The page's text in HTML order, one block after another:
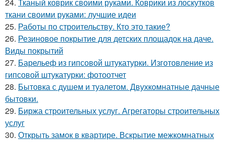
ткани своими руками: лучшие идеи
25. Работы по строительству. Кто это такие?
26. Резиновое покрытие для детских площадок на даче.
Виды покрытий
27. Барельеф из гипсовой штукатурки. Изготовление из
гипсовой штукатурки: фотоотчет
28. Бытовка с душем и туалетом. Двухкомнатные дачные
бытовки.
29. Биржа строительных услуг. Агрегаторы строительных
услуг
30. Открыть замок в квартире. Вскрытие межкомнатных